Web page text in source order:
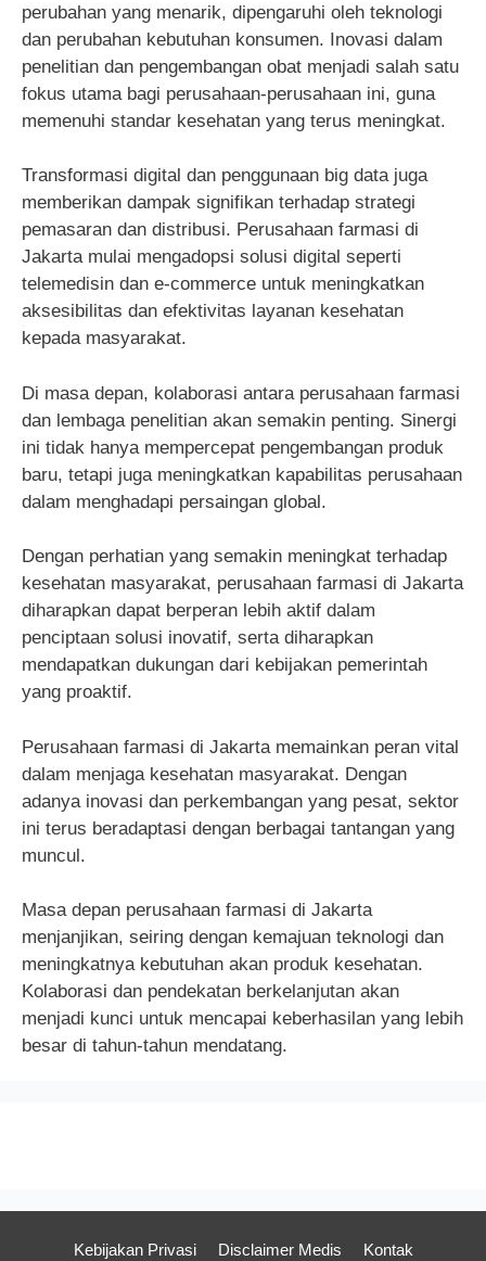
perubahan yang menarik, dipengaruhi oleh teknologi
dan perubahan kebutuhan konsumen. Inovasi dalam
penelitian dan pengembangan obat menjadi salah satu
fokus utama bagi perusahaan-perusahaan ini, guna
memenuhi standar kesehatan yang terus meningkat.
Transformasi digital dan penggunaan big data juga
memberikan dampak signifikan terhadap strategi
pemasaran dan distribusi. Perusahaan farmasi di
Jakarta mulai mengadopsi solusi digital seperti
telemedisin dan e-commerce untuk meningkatkan
aksesibilitas dan efektivitas layanan kesehatan
kepada masyarakat.
Di masa depan, kolaborasi antara perusahaan farmasi
dan lembaga penelitian akan semakin penting. Sinergi
ini tidak hanya mempercepat pengembangan produk
baru, tetapi juga meningkatkan kapabilitas perusahaan
dalam menghadapi persaingan global.
Dengan perhatian yang semakin meningkat terhadap
kesehatan masyarakat, perusahaan farmasi di Jakarta
diharapkan dapat berperan lebih aktif dalam
penciptaan solusi inovatif, serta diharapkan
mendapatkan dukungan dari kebijakan pemerintah
yang proaktif.
Perusahaan farmasi di Jakarta memainkan peran vital
dalam menjaga kesehatan masyarakat. Dengan
adanya inovasi dan perkembangan yang pesat, sektor
ini terus beradaptasi dengan berbagai tantangan yang
muncul.
Masa depan perusahaan farmasi di Jakarta
menjanjikan, seiring dengan kemajuan teknologi dan
meningkatnya kebutuhan akan produk kesehatan.
Kolaborasi dan pendekatan berkelanjutan akan
menjadi kunci untuk mencapai keberhasilan yang lebih
besar di tahun-tahun mendatang.
Kebijakan Privasi Disclaimer Medis Kontak